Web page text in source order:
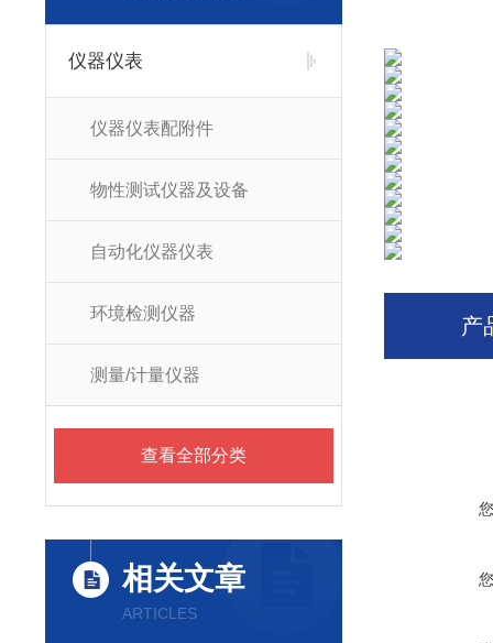
仪器仪表
仪器仪表配附件
物性测试仪器及设备
自动化仪器仪表
环境检测仪器
测量/计量仪器
查看全部分类
相关文章
ARTICLES
产